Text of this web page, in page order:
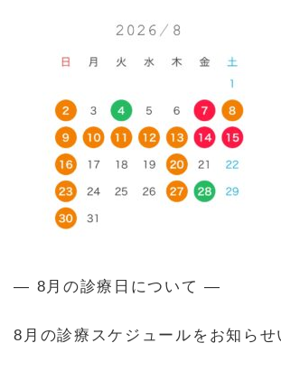
— 8月の診療日について —
8月の診療スケジュールをお知らせ